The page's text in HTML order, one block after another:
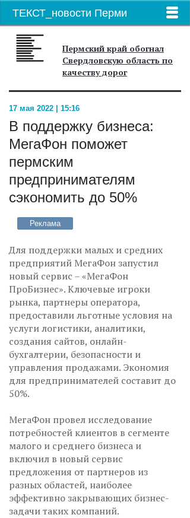
ТЕКСТ_новости Перми
Пермский край обогнал
Свердловскую область по
качеству дорог
17 мая 2022 | 15:16
В поддержку бизнеса:
МегаФон поможет
пермским
предпринимателям
сэкономить до 50%
Реклама
Для поддержки малых и средних
предприятий МегаФон запустил
новый сервис – «МегаФон
ПроБизнес». Ключевые игроки
рынка, партнеры оператора,
предоставили льготные условия на
услуги логистики, аналитики,
создания сайтов, онлайн-
бухгалтерии, безопасности и
управления продажами. Экономия
для предпринимателей составит до
50%.
МегаФон провел исследование
потребностей клиентов в сегменте
малого и среднего бизнеса и
включил в новый сервис
предложения от партнеров из
разных областей, наиболее
эффективно закрывающих бизнес-
задачи таких компаний.